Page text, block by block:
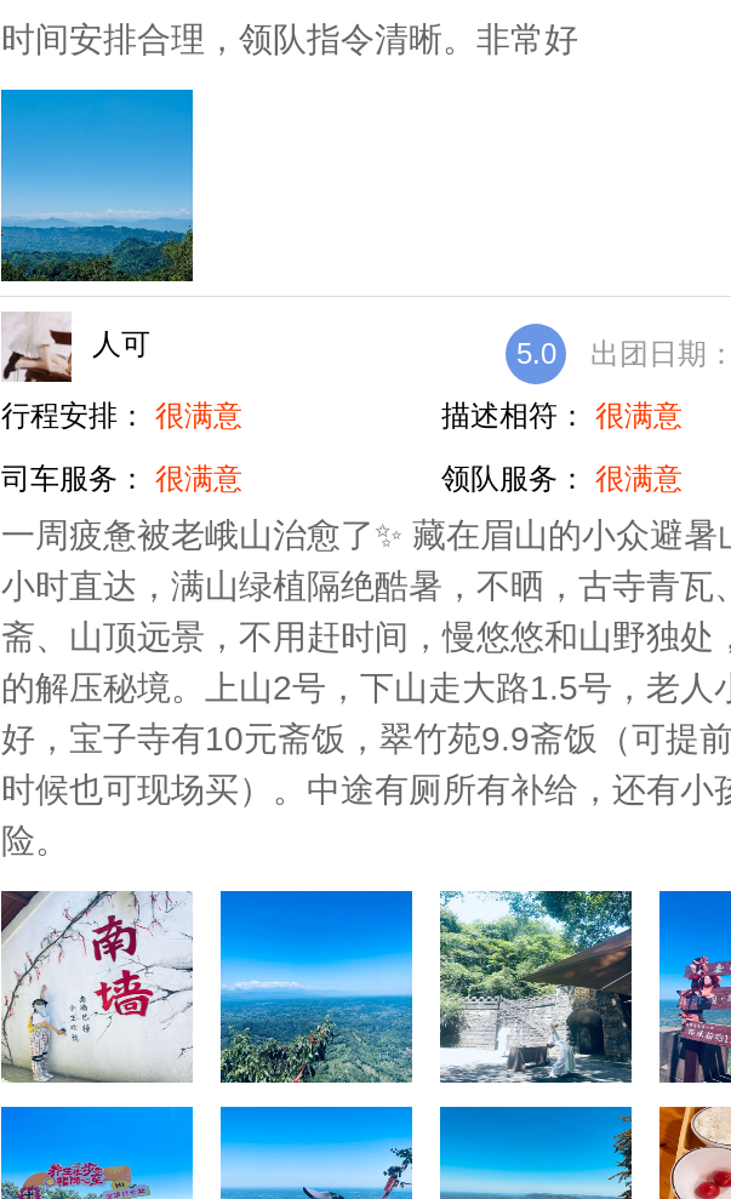
时间安排合理，领队指令清晰。非常好
人可 5.0
出团日期
行程安排： 很满意 描述相符： 很满意
司车服务： 很满意 领队服务： 很满意
一周疲惫被老峨山治愈了✨ 藏在眉山的小众避暑
小时直达，满山绿植隔绝酷暑，不晒，古寺青瓦
斋、山顶远景，不用赶时间，慢悠悠和山野独处
的解压秘境。上山2号，下山走大路1.5号，老人
好，宝子寺有10元斋饭，翠竹苑9.9斋饭（可提
时候也可现场买）。中途有厕所有补给，还有小
险。